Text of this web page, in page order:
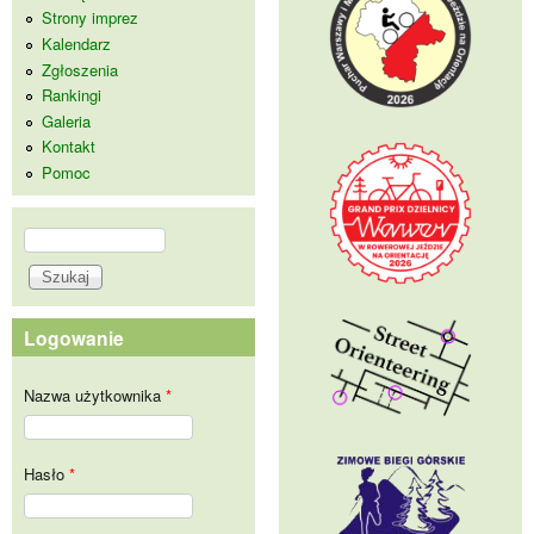
Strony imprez
Kalendarz
Zgłoszenia
Rankingi
Galeria
Kontakt
Pomoc
Formularz wyszukiwania
Szukaj
Logowanie
Nazwa użytkownika *
Hasło *